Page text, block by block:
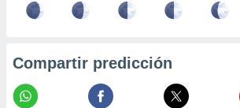
Compartir predicción